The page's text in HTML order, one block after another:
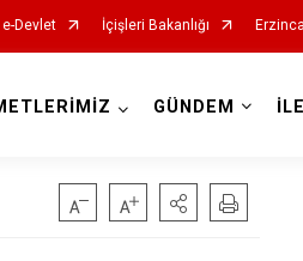
e-Devlet İçişleri Bakanlığı
GÜNDEM